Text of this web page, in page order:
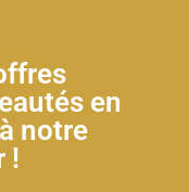
en
notre
!